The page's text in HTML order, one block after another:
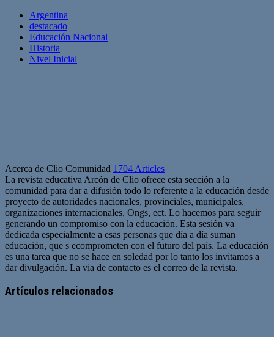
Argentina
destacado
Educación Nacional
Historia
Nivel Inicial
Acerca de Clio Comunidad 1704 Articles
La revista educativa Arcón de Clio ofrece esta sección a la
comunidad para dar a difusión todo lo referente a la educación desde
proyecto de autoridades nacionales, provinciales, municipales,
organizaciones internacionales, Ongs, ect. Lo hacemos para seguir
generando un compromiso con la educación. Esta sesión va
dedicada especialmente a esas personas que día a día suman
educación, que s ecomprometen con el futuro del país. La educación
es una tarea que no se hace en soledad por lo tanto los invitamos a
dar divulgación. La via de contacto es el correo de la revista.
web
Artículos relacionados